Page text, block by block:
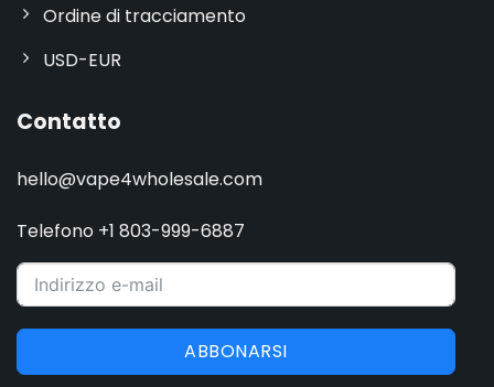
Ordine di tracciamento
USD-EUR
Contatto
hello@vape4wholesale.com
Telefono +1 803-999-6887
ABBONARSI